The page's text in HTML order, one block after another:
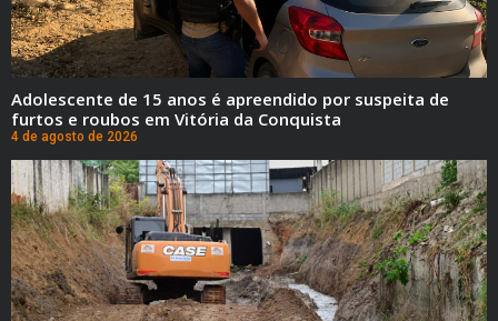
Adolescente de 15 anos é apreendido por suspeita de
furtos e roubos em Vitória da Conquista
4 de agosto de 2026